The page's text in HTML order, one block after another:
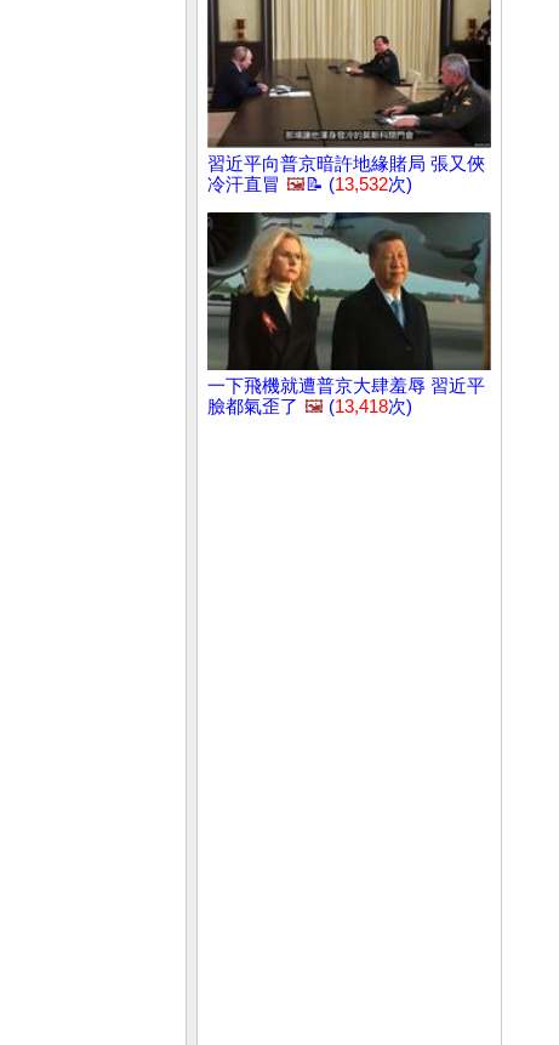
習近平向普京暗許地緣賭局 張又俠
冷汗直冒 🖼️📝 (13,532次)
一下飛機就遭普京大肆羞辱 習近平
臉都氣歪了 🖼️ (13,418次)